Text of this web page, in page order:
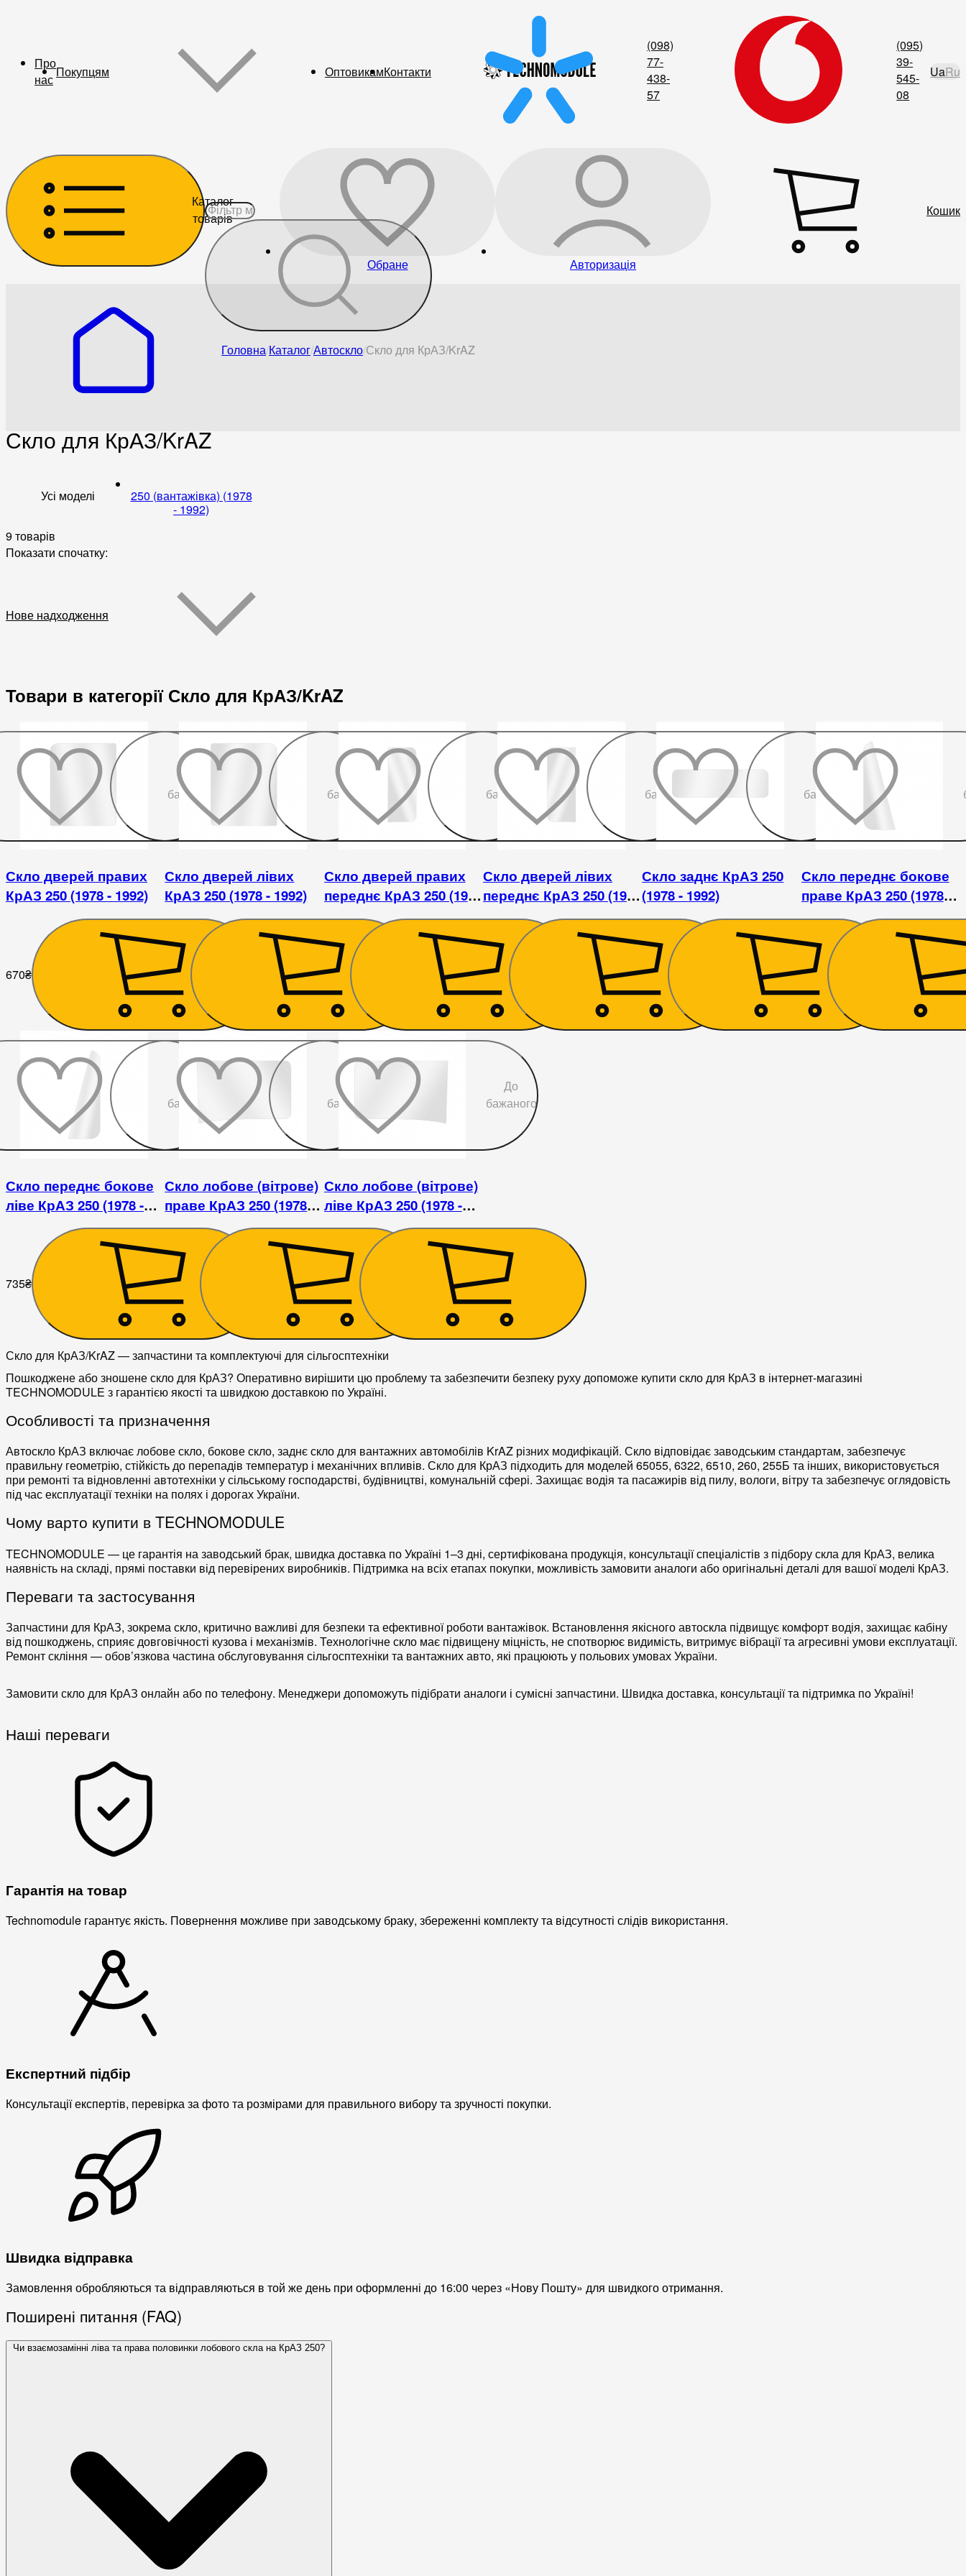
Про
нас Покупцям ОптовикамКонтакти
(098)
77-
438-
57
(095)
39-
545-
08
UaRu
Каталог
товарів
Обране Авторизація
Кошик
Головна КаталогАвтоскло Скло для КрАЗ/KrAZ
Скло для КрАЗ/KrAZ
Усі моделі
250 (вантажівка) (1978
- 1992)
9 товарів
Показати спочатку:
Нове надходження
Товари в категорії Скло для КрАЗ/KrAZ
бажаного
Скло дверей правих
КрАЗ 250 (1978 - 1992)
670₴
бажаного
Скло дверей лівих
КрАЗ 250 (1978 - 1992)
670 ₴
бажаного
Скло дверей правих
переднє КрАЗ 250 (1978
- 1992)
447
До
бажаного
Скло дверей лівих
переднє КрАЗ 250 (1978
- 1992)
447
бажаного
Скло заднє КрАЗ 250
(1978 - 1992)
714 ₴
Скло переднє бокове
праве КрАЗ 250 (1978 -
1992)
735
бажаного
Скло переднє бокове
ліве КрАЗ 250 (1978 -
735₴
бажаного
Скло лобове (вітрове)
праве КрАЗ 250 (1978 -
1992)
1 536 ₴
До
бажаного
Скло лобове (вітрове)
ліве КрАЗ 250 (1978 -
1992)
1 536
Скло для КрАЗ/KrAZ — запчастини та комплектуючі для сільгосптехніки
Пошкоджене або зношенескло для КрАЗ? Оперативно вирішити цю проблему та забезпечити безпеку руху допоможе купити скло для КрАЗ в інтернет-магазині
TECHNOMODULE з гарантією якості та швидкою доставкою по Україні.
Особливості та призначення
Автоскло КрАЗ включаєлобове скло, бокове скло, заднє склодля вантажних автомобілів KrAZ різних модифікацій. Скло відповідає заводським стандартам, забезпечує
правильну геометрію, стійкість до перепадів температур і механічних впливів. Скло для КрАЗ підходить для моделей 65055, 6322, 6510, 260, 255Б та інших, використовується
при ремонті та відновленні автотехніки у сільському господарстві, будівництві, комунальній сфері. Захищає водія та пасажирів від пилу, вологи, вітру та забезпечує оглядовість
під час експлуатації техніки на полях і дорогах України.
Чому варто купити в TECHNOMODULE
TECHNOMODULE — це гарантія на заводський брак, швидка доставка по Україні 1–3 дні, сертифікована продукція, консультації спеціалістів з підборускла для КрАЗ, велика
наявність на складі, прямі поставки від перевірених виробників. Підтримка на всіх етапах покупки, можливість замовити аналоги або оригінальні деталі для вашої моделі КрАЗ.
Переваги та застосування
Запчастини для КрАЗ, зокремаскло, критично важливі для безпеки та ефективної роботи вантажівок. Встановлення якісногоавтоскла підвищує комфорт водія, захищає кабіну
від пошкоджень, сприяє довговічності кузова і механізмів. Технологічне скло має підвищену міцність, не спотворює видимість, витримує вібрації та агресивні умови експлуатації.
Ремонт скління — обов’язкова частинаобслуговування сільгосптехніки та вантажних авто, які працюють у польових умовах України.
Замовити скло для КрАЗ онлайн або по телефону. Менеджери допоможуть підібрати аналоги і сумісні запчастини. Швидка доставка, консультації та підтримка по Україні!
Наші переваги
Гарантія на товар
Technomodule гарантує якість. Повернення можливе при заводському браку, збереженні комплекту та відсутності слідів використання.
Експертний підбір
Консультації експертів, перевірка за фото та розмірами для правильного вибору та зручності покупки.
Швидка відправка
Замовлення обробляються та відправляються в той же день при оформленні до 16:00 через «Нову Пошту» для швидкого отримання.
Поширені питання (FAQ)
Чи взаємозамінні ліва та права половинки лобового скла на КрАЗ 250?